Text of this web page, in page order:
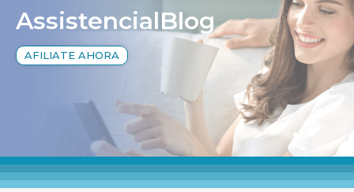
AssistencialBlog
AFILIATE AHORA